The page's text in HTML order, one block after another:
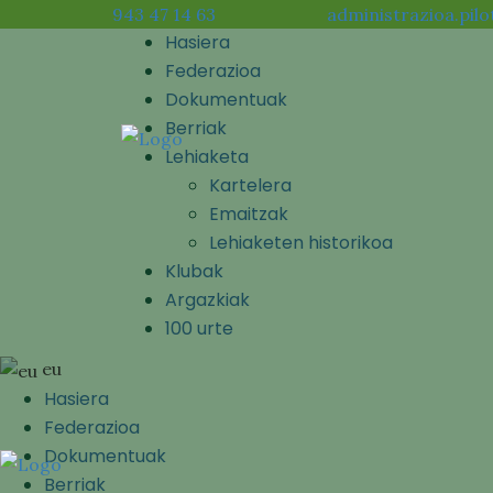
943 47 14 63
Hasiera
Federazioa
Dokumentuak
Berriak
Lehiaketa
Kartelera
Emaitzak
Lehiaketen historikoa
Klubak
Argazkiak
100 urte
eu
Hasiera
Federazioa
Dokumentuak
Berriak